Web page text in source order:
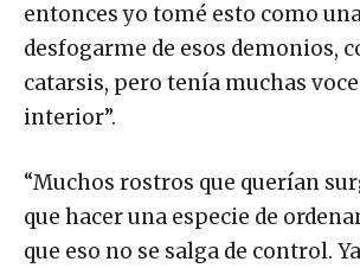
entonces yo tomé esto como
desfogarme de esos demonios,
catarsis, pero tenía muchas
interior”.
“Muchos rostros que querían
que hacer una especie de
que eso no se salga de control.